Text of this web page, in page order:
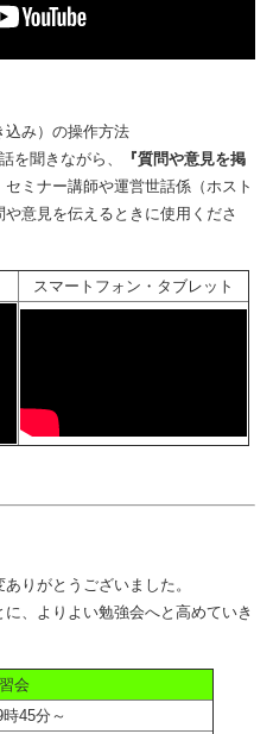
み）の操作方法
聞きながら、
『質問や意見を掲
セミナー講師や運営世話係（ホスト
意見を伝えるときに使用くださ
スマートフォン・タブレット
りがとうございました。
、よりよい勉強会へと高めていき
会
45分～